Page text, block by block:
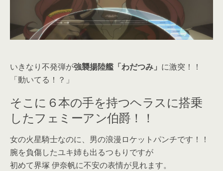
いきなり不発弾が強襲揚陸艦「わだつみ」 に激突！！
「動いてる！？」
そこに６本の手を持つヘラスに搭乗
したフェミーアン伯爵！！
女の火星騎士なのに、男の浪漫ロケットパンチです！！
腕を負傷したユキ姉も出るつもりですが
初めて界塚 伊奈帆に不安の表情が見れます。